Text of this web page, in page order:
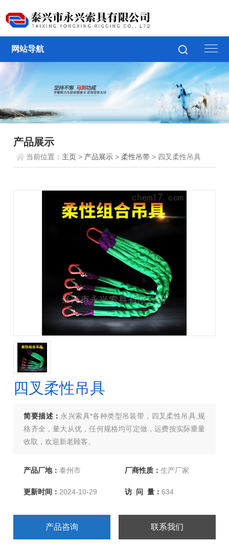
网站导航
产品展示
当前位置： 主页 > 产品展示 >柔性吊带 > 四叉柔性吊具
四叉柔性吊具
简要描述： 永兴索具*各种类型吊装带，四叉柔性吊具,规
格齐全，量大从优，任何规格均可定做，运费按实际重量
收取，欢迎新老顾客。
产品厂地：泰州市 厂商性质： 生产厂家
更新时间：2024-10-29 访 问 量： 634
产品咨询 联系我们